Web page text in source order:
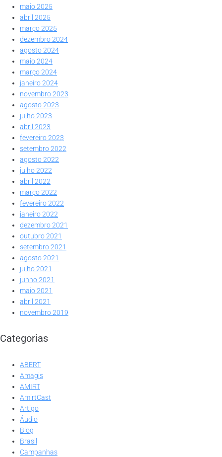
maio 2025
abril 2025
março 2025
dezembro 2024
agosto 2024
maio 2024
março 2024
janeiro 2024
novembro 2023
agosto 2023
julho 2023
abril 2023
fevereiro 2023
setembro 2022
agosto 2022
julho 2022
abril 2022
março 2022
fevereiro 2022
janeiro 2022
dezembro 2021
outubro 2021
setembro 2021
agosto 2021
julho 2021
junho 2021
maio 2021
abril 2021
novembro 2019
Categorias
ABERT
Amagis
AMIRT
AmirtCast
Artigo
Áudio
Blog
Brasil
Campanhas